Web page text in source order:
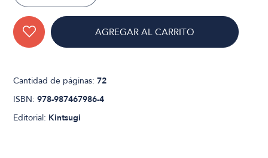
AGREGAR AL CARRITO
Cantidad de páginas:72
ISBN:978-987467986-4
Editorial: Kintsugi